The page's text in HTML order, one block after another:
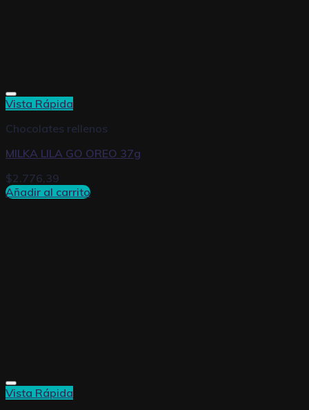
Vista Rápida
Chocolates rellenos
MILKA LILA GO OREO 37g
$2.776,39
Añadir al carrito
Vista Rápida